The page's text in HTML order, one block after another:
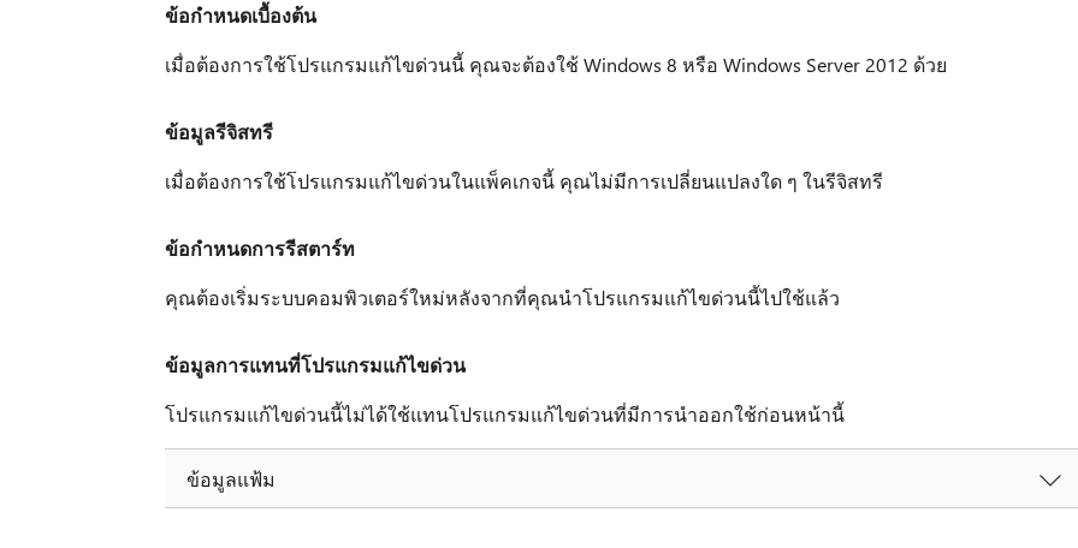
ข้อกำหนดเบื้องต้น
เมื่อต้องการใช้โปรแกรมแก้ไขด่วนนี้ คุณจะต้องใช้ Windows 8 หรือ Windows Server 2012 ด้วย
ข้อมูลรีจิสทรี
เมื่อต้องการใช้โปรแกรมแก้ไขด่วนในแพ็คเกจนี้ คุณไม่มีการเปลี่ยนแปลงใด ๆ ในรีจิสทรี
ข้อกำหนดการรีสตาร์ท
คุณต้องเริ่มระบบคอมพิวเตอร์ใหม่หลังจากที่คุณนำโปรแกรมแก้ไขด่วนนี้ไปใช้แล้ว
ข้อมูลการแทนที่โปรแกรมแก้ไขด่วน
โปรแกรมแก้ไขด่วนนี้ไม่ได้ใช้แทนโปรแกรมแก้ไขด่วนที่มีการนำออกใช้ก่อนหน้านี้
ข้อมูลแฟ้ม